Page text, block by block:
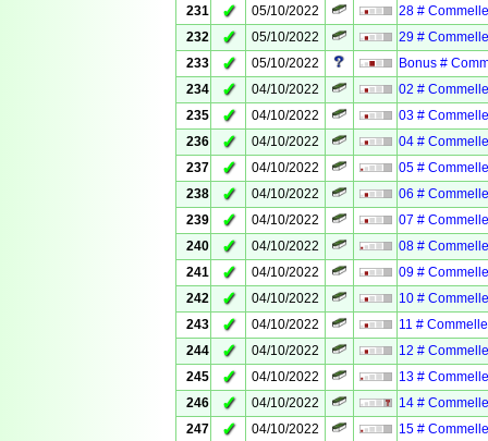
231
✓ 05/10/2022
28 #
232
✓ 05/10/2022
29 #
233
✓ 05/10/2022
Bonus #
234
✓ 04/10/2022
02 #
235
✓ 04/10/2022
03 #
236
✓ 04/10/2022
04 #
237
✓ 04/10/2022
05 #
238
✓ 04/10/2022
06 #
239
✓ 04/10/2022
07 #
240
✓ 04/10/2022
08 #
241
✓ 04/10/2022
09 #
242
✓ 04/10/2022
10 #
243
✓ 04/10/2022
11 #
244
✓ 04/10/2022
12 #
245
✓ 04/10/2022
13 #
246
✓ 04/10/2022
14 #
247
✓ 04/10/2022
15 #